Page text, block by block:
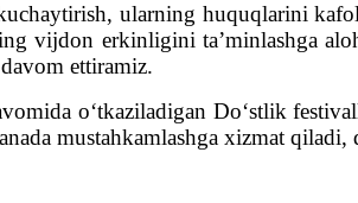
ularning huquqlarini
vijdon erkinligini ta’minlashga
ettiramiz.
o‘tkaziladigan Do‘stlik
mustahkamlashga xizmat qiladi,